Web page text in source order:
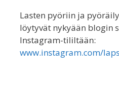
Lasten pyöriin ja
löytyvät nykyään blogin
Instagram-tililtään:
www.instagram.com/